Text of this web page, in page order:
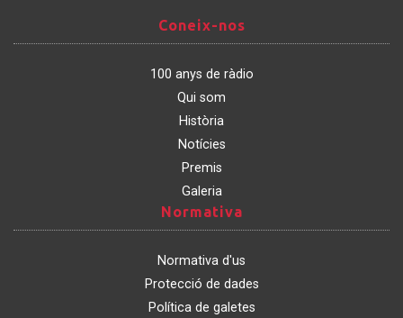
nos
Coneix-nos
100 anys de ràdio
Qui som
Història
Notícies
Premis
Galeria
Normativa
Normativa d'us
Protecció de dades
Política de galetes